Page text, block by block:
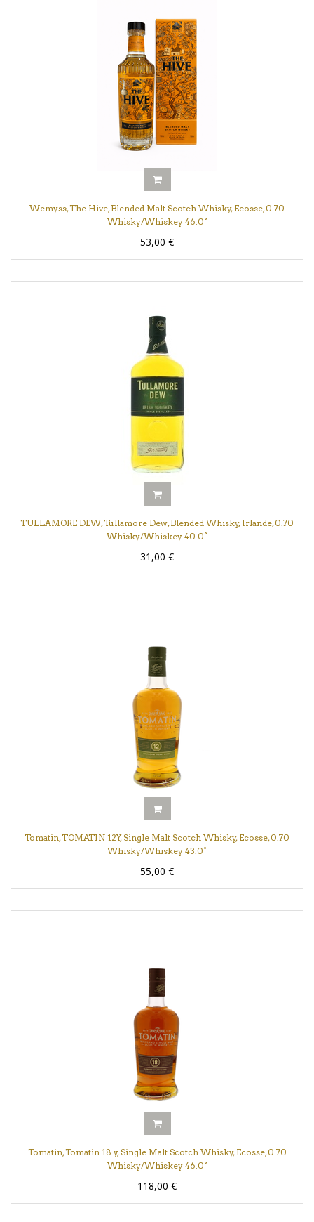
Wemyss, The Hive, Blended Malt Scotch Whisky, Ecosse, 0.70
Whisky/Whiskey 46.0°
53,00 €
TULLAMORE DEW, Tullamore Dew, Blended Whisky, Irlande, 0.70
Whisky/Whiskey 40.0°
31,00 €
Tomatin, TOMATIN 12Y, Single Malt Scotch Whisky, Ecosse, 0.70
Whisky/Whiskey 43.0°
55,00 €
Tomatin, Tomatin 18 y, Single Malt Scotch Whisky, Ecosse, 0.70
Whisky/Whiskey 46.0°
118,00 €